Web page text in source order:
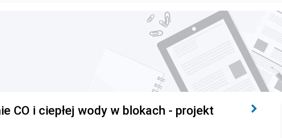
CO i ciepłej wody w blokach - projekt